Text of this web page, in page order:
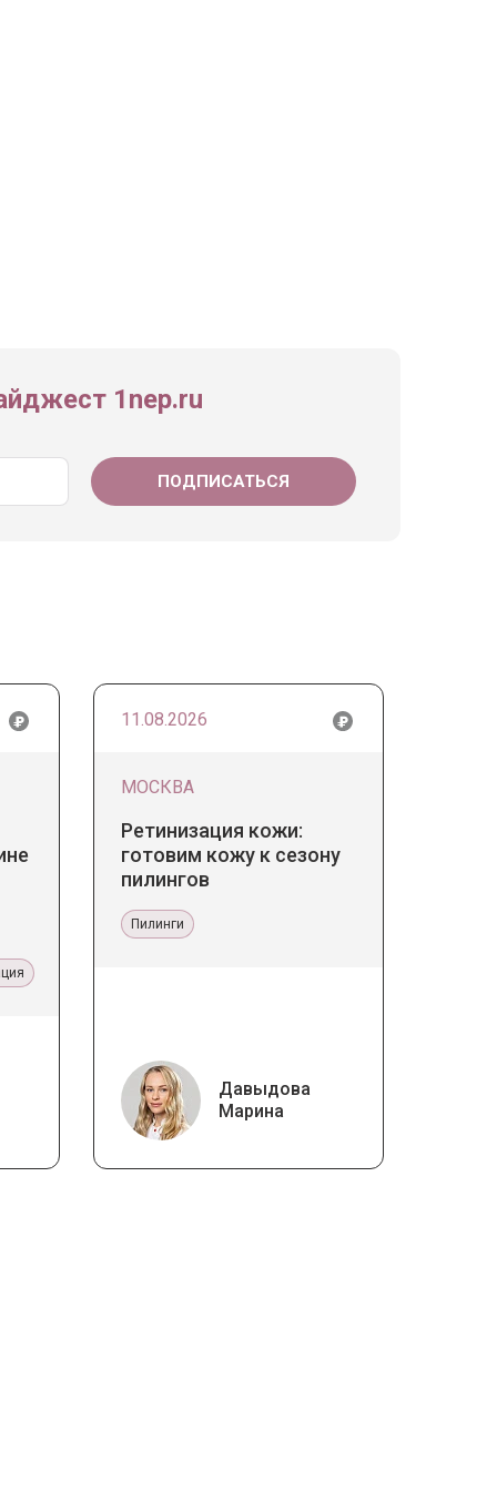
1nep.ru
11.08.2026
МОСКВА
Ретинизация кожи:
готовим кожу к сезону
пилингов
Пилинги
Давыдова
Марина